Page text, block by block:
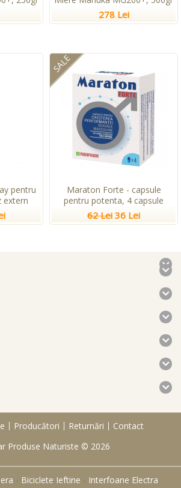
278 Lei
pentru
extern
SALE
Maraton Forte - capsule
pentru potenta, 4 capsule
62 Lei 36 Lei
Producători Returnări
Contact
Produse Naturiste © 2026
- Biciclete Ieftine - Interfoane Electra